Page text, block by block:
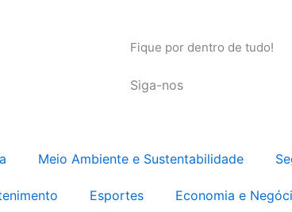
Fique por dentro de tudo!
Siga-nos
Meio Ambiente e Sustentabilidade
Esportes Economia e